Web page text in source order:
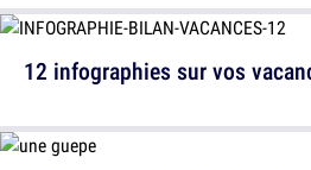
12 infographies sur vos